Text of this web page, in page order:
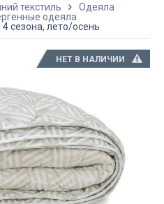
текстиль
Одеяла
одеяла
сезона, лето/осень
НЕТ В НАЛИЧИИ